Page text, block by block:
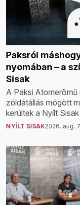
Paksról
nyomában – a
Sisak
A Paksi Atomerőmű
zöldátállás mögött
kerültek a Nyílt
NYÍLT SISAK2026. aug.